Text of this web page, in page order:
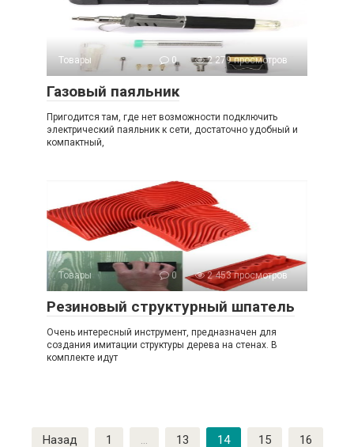
Товары 0 2 279 просмотров
Газовый паяльник
Пригодится там, где нет возможности подключить
электрический паяльник к сети, достаточно удобный и
компактный,
Товары 0 2 453 просмотров
Резиновый структурный шпатель
Очень интересный инструмент, предназначен для
создания имитации структуры дерева на стенах. В
комплекте идут
Пагинация
Назад 1 … 13 14 15 16